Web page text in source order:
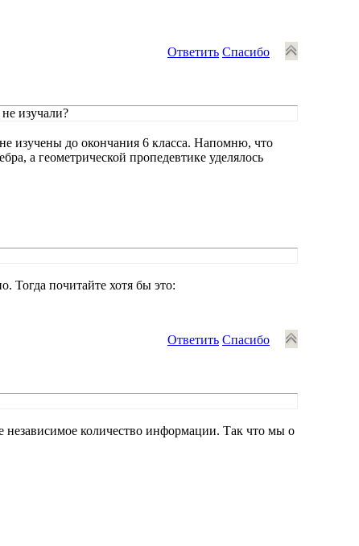
Ответить Спасибо
изучали?
изучены до окончания 6 класса. Напомню, что
а геометрической пропедевтике уделялось
Тогда почитайте хотя бы это:
Ответить Спасибо
количество информации. Так что мы о